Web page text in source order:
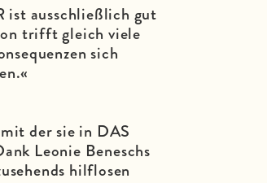
ist ausschließlich gut
trifft gleich viele
sich
der sie in DAS
Leonie Beneschs
hilflosen